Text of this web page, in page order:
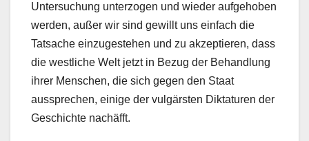
Untersuchung unterzogen und wieder aufgehoben
werden, außer wir sind gewillt uns einfach die
Tatsache einzugestehen und zu akzeptieren, dass
die westliche Welt jetzt in Bezug der Behandlung
ihrer Menschen, die sich gegen den Staat
aussprechen, einige der vulgärsten Diktaturen der
Geschichte nachäfft.